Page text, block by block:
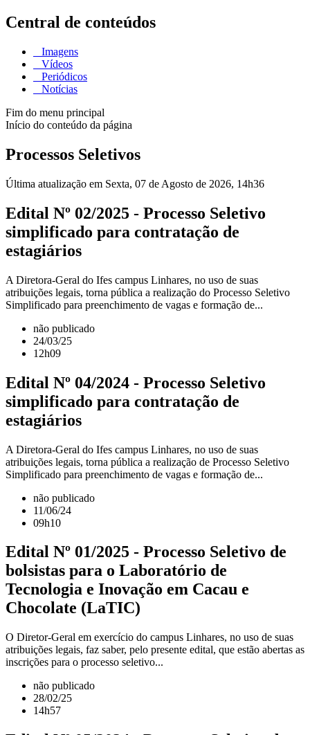
Central de conteúdos
Imagens
Vídeos
Periódicos
Notícias
Fim do menu principal
Início do conteúdo da página
Processos Seletivos
Última atualização em Sexta, 07 de Agosto de 2026, 14h36
Edital Nº 02/2025 - Processo Seletivo
simplificado para contratação de
estagiários
A Diretora-Geral do Ifes campus Linhares, no uso de suas
atribuições legais, torna pública a realização do Processo Seletivo
Simplificado para preenchimento de vagas e formação de...
não publicado
24/03/25
12h09
Edital Nº 04/2024 - Processo Seletivo
simplificado para contratação de
estagiários
A Diretora-Geral do Ifes campus Linhares, no uso de suas
atribuições legais, torna pública a realização de Processo Seletivo
Simplificado para preenchimento de vagas e formação de...
não publicado
11/06/24
09h10
Edital Nº 01/2025 - Processo Seletivo de
bolsistas para o Laboratório de
Tecnologia e Inovação em Cacau e
Chocolate (LaTIC)
O Diretor-Geral em exercício do campus Linhares, no uso de suas
atribuições legais, faz saber, pelo presente edital, que estão abertas as
inscrições para o processo seletivo...
não publicado
28/02/25
14h57